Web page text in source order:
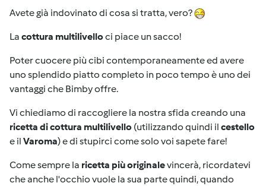
Avete già indovinato di cosa si tratta, vero?
La cottura multilivelloci piace un sacco!
Poter cuocere più cibi contemporaneamente ed avere
uno splendido piatto completo in poco tempo è uno dei
vantaggi che Bimby offre.
Vi chiediamo di raccogliere la nostra sfida creando una
ricetta di cottura multilivello (utilizzando quindi il cestello
e il Varoma) e di stupirci come solo voi sapete fare!
Come sempre la ricetta più originalevincerà, ricordatevi
che anche l'occhio vuole la sua parte quindi, quando